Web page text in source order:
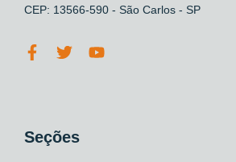
CEP: 13566-590 - São Carlos - SP
Seções